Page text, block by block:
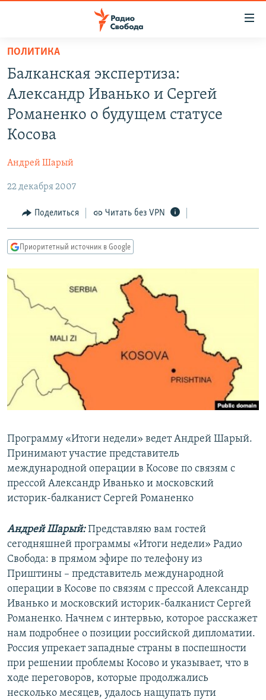
упрощенного
доступа
Вернуться
основному
содержанию
навигации
Вернутся
поиску
АВТОРСКИЕ ПРОЕКТЫ
ЦИТАТЫ СВОБОДЫ
КУЛЬТУРА
IDEL.РЕАЛИИ
КАВКАЗ.РЕАЛИИ
СИБИРЬ.РЕАЛИИ
РАСПИСАНИЕ ВЕЩАНИЯ
ПОДПИШИТЕСЬ НА РАССЫЛКУ
СОЦИАЛЬНЫЕ СЕТИ
Все сайты РСЕ/РС
ПОЛИТИКА
Балканская экспертиза:
Александр Иванько и Сергей
Романенко о будущем статусе
Косова
Андрей Шарый
22 декабря 2007
Поделиться Читать без VPN
Приоритетный источник в Google
Программу «Итоги недели» ведет Андрей Шарый.
Принимают участие представитель
международной операции в Косове по связям с
прессой Александр Иванько и московский
историк-балканист Сергей Романенко
Андрей Шарый:Представляю вам гостей
сегодняшней программы «Итоги недели» Радио
Свобода: в прямом эфире по телефону из
Приштины – представитель международной
операции в Косове по связям с прессой Александр
Иванько и московский историк-балканист Сергей
Романенко. Начнем с интервью, которое расскажет
нам подробнее о позиции российской дипломатии.
Россия упрекает западные страны в поспешности
при решении проблемы Косово и указывает, что в
ходе переговоров, которые продолжались
несколько месяцев, удалось нащупать пути